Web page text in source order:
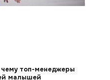
чему топ-менеджеры
малышей